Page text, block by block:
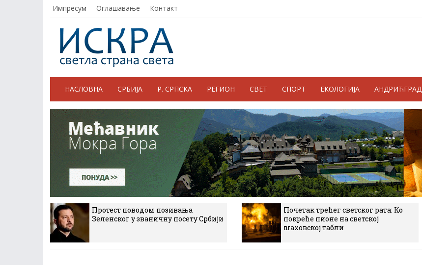
Импресум Оглашавање Контакт
НАСЛОВНА СРБИЈА Р. СРПСКА РЕГИОН СВЕТ СПОРТ ЕКОЛОГИЈА АНДРИЋГРАД
Протест поводом позивања
Зеленског у званичну посету Србији
Почетак трећег светског рата: Ко
покреће пионе на светској
шаховској табли